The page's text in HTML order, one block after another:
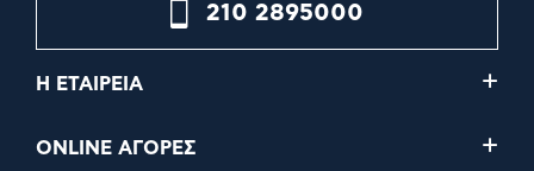
210 2895000
Η ΕΤΑΙΡΕΙΑ
ONLINE ΑΓΟΡΕΣ